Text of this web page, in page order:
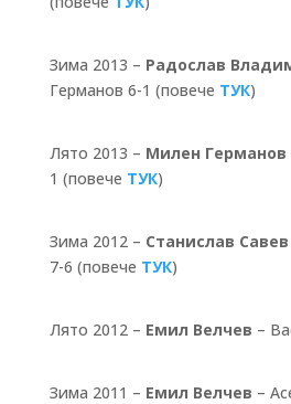
Зима 2013 – Радослав
Германов 6-1 (повече ТУК)
Лято 2013 – Милен Германов
1 (повече ТУК)
Зима 2012 – Станислав Савев
7-6 (повече ТУК)
Лято 2012 – Емил Велчев –
Зима 2011 – Емил Велчев –